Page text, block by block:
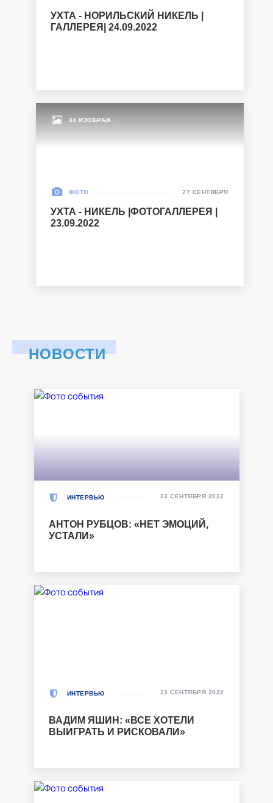
УХТА - НОРИЛЬСКИЙ НИКЕЛЬ |
ГАЛЛЕРЕЯ| 24.09.2022
34 ИЗОБРАЖ.
ФОТО
УХТА - НИКЕЛЬ |ФОТОГАЛЛЕРЕЯ |
23.09.2022
27 СЕНТЯБРЯ
НОВОСТИ
ИНТЕРВЬЮ
АНТОН РУБЦОВ: «НЕТ ЭМОЦИЙ,
УСТАЛИ»
23 СЕНТЯБРЯ 2022
ИНТЕРВЬЮ
ВАДИМ ЯШИН: «ВСЕ ХОТЕЛИ
ВЫИГРАТЬ И РИСКОВАЛИ»
23 СЕНТЯБРЯ 2022